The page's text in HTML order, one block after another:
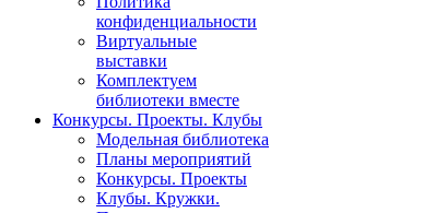
конфиденциальности
Виртуальные
выставки
Комплектуем
библиотеки вместе
Конкурсы. Проекты. Клубы
Модельная библиотека
Планы мероприятий
Конкурсы. Проекты
Клубы. Кружки.